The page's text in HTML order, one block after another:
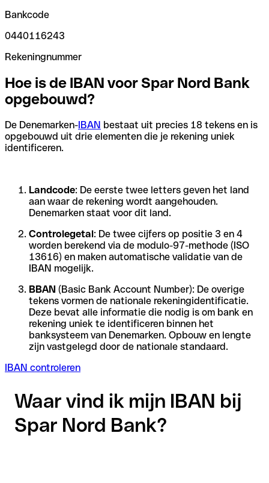
Bankcode
0440116243
Rekeningnummer
Hoe is de IBAN voor Spar Nord Bank
opgebouwd?
De Denemarken-IBAN bestaat uit precies 18 tekens en is
opgebouwd uit drie elementen die je rekening uniek
identificeren.
Landcode: De eerste twee letters geven het land
aan waar de rekening wordt aangehouden.
Denemarken staat voor dit land.
Controlegetal: De twee cijfers op positie 3 en 4
worden berekend via de modulo-97-methode (ISO
13616) en maken automatische validatie van de
IBAN mogelijk.
BBAN (Basic Bank Account Number): De overige
tekens vormen de nationale rekeningidentificatie.
Deze bevat alle informatie die nodig is om bank en
rekening uniek te identificeren binnen het
banksysteem van Denemarken. Opbouw en lengte
zijn vastgelegd door de nationale standaard.
IBAN controleren
Waar vind ik mijn IBAN bij
Spar Nord Bank?